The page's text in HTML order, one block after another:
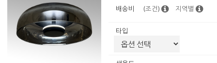
배송비
(조건) 지역별
타입